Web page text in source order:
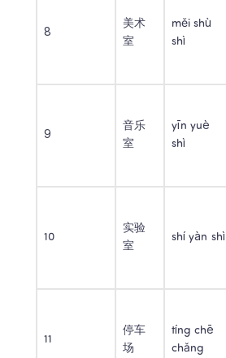
8
美术
室
měi shù
shì
9
音乐
室
yīn yuè
shì
10
实验
室
shí yàn shì
11
停车
场
tíng chē
chǎng